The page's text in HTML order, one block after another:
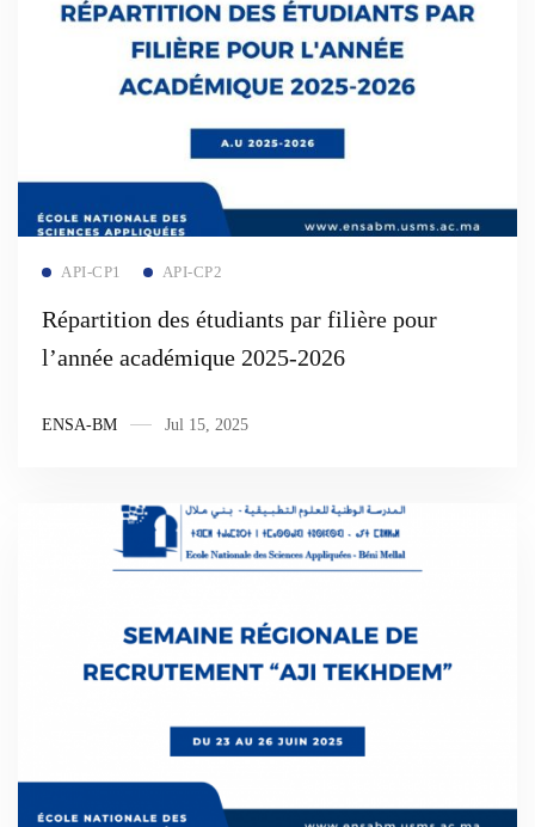
API-CP1 API-CP2
Répartition des étudiants par filière pour
l’année académique 2025-2026
ENSA-BM Jul 15, 2025